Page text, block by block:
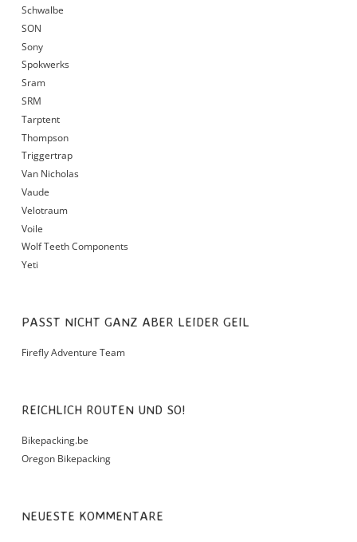
Schwalbe
SON
Sony
Spokwerks
Sram
SRM
Tarptent
Thompson
Triggertrap
Van Nicholas
Vaude
Velotraum
Voile
Wolf Teeth Components
Yeti
PASST NICHT GANZ ABER LEIDER GEIL
Firefly Adventure Team
REICHLICH ROUTEN UND SO!
Bikepacking.be
Oregon Bikepacking
NEUESTE KOMMENTARE